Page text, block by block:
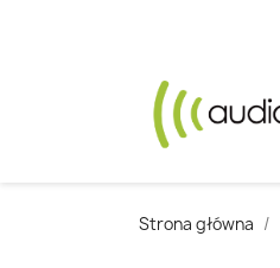
Strona główna